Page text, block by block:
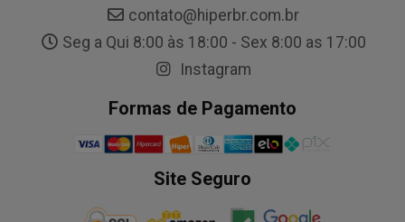
contato@hiperbr.com.br
Seg a Qui 8:00 às 18:00 - Sex 8:00 as 17:00
Instagram
Formas de Pagamento
Site Seguro